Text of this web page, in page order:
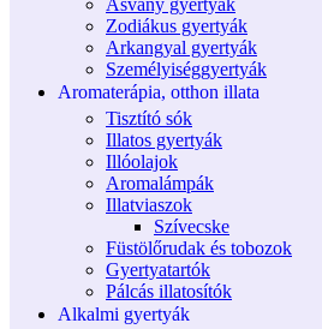
Ásvány gyertyák
Zodiákus gyertyák
Arkangyal gyertyák
Személyiséggyertyák
Aromaterápia, otthon illata
Tisztító sók
Illatos gyertyák
Illóolajok
Aromalámpák
Illatviaszok
Szívecske
Füstölőrudak és tobozok
Gyertyatartók
Pálcás illatosítók
Alkalmi gyertyák